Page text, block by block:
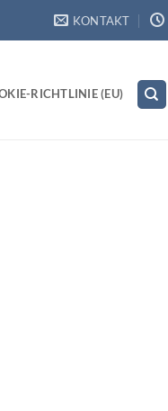
KONTAKT
RICHTLINIE (EU)